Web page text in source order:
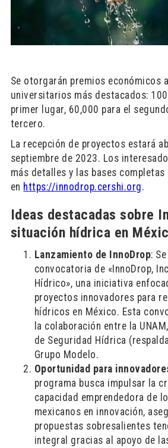
Se otorgarán premios económicos
universitarios más destacados:
primer lugar, 60,000 para el
tercero.
La recepción de proyectos estará
septiembre de 2023. Los
más detalles y las bases
en https://innodrop.cershi.org.
Ideas destacadas sobre
situación hídrica en
Lanzamiento de InnoDrop:
convocatoria de «InnoDrop,
Hídrico», una iniciativa
proyectos innovadores para
hídricos en México. Esta
la colaboración entre la
de Seguridad Hídrica
Grupo Modelo.
Oportunidad para
programa busca impulsar la
capacidad emprendedora de
mexicanos en innovación,
propuestas sobresalientes
integral gracias al apoyo de